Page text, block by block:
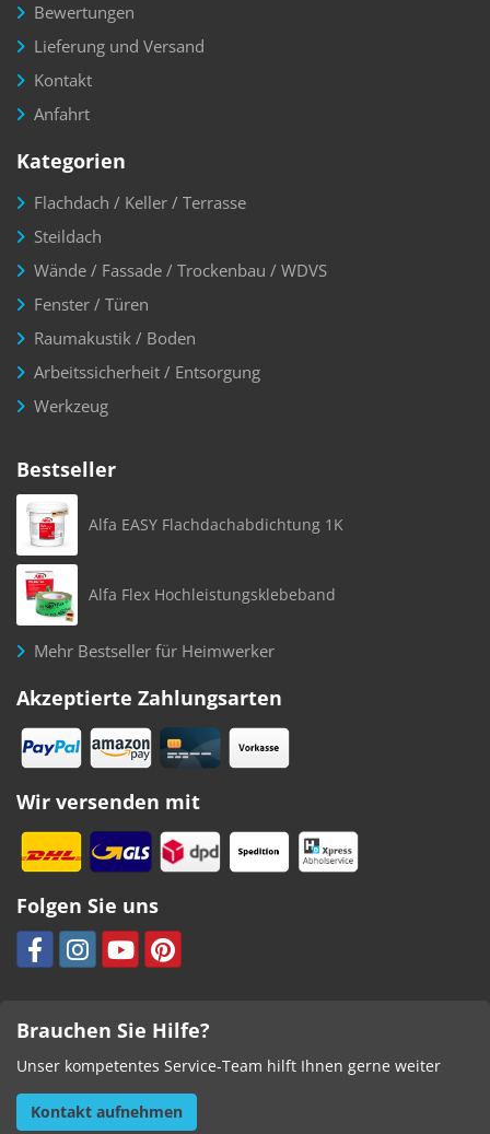
Bewertungen
Lieferung und Versand
Kontakt
Anfahrt
Kategorien
Flachdach / Keller / Terrasse
Steildach
Wände / Fassade / Trockenbau / WDVS
Fenster / Türen
Raumakustik / Boden
Arbeitssicherheit / Entsorgung
Werkzeug
Bestseller
Alfa EASY Flachdachabdichtung 1K
Alfa Flex Hochleistungsklebeband
Mehr Bestseller für Heimwerker
Akzeptierte Zahlungsarten
Wir versenden mit
Folgen Sie uns
Brauchen Sie Hilfe?
Unser kompetentes Service-Team hilft Ihnen gerne weiter
Kontakt aufnehmen